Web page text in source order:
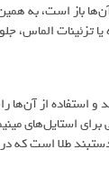
است، به همین
تزئینات الماس،
و استفاده از
استایل‌های
طلا است که در